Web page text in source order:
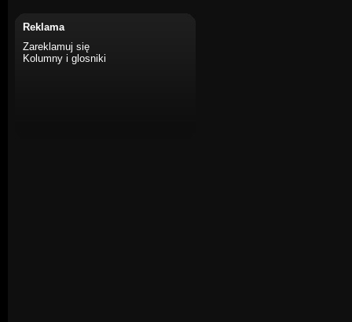
Reklama
Zareklamuj się
Kolumny i glosniki